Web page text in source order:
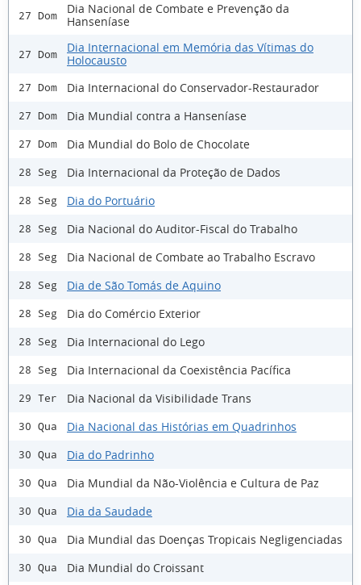
27 Dom
Dia Nacional de Combate e Prevenção da
Hanseníase
27 Dom
Dia Internacional em Memória das Vítimas do
Holocausto
27 Dom Dia Internacional do Conservador-Restaurador
27 Dom Dia Mundial contra a Hanseníase
27 Dom Dia Mundial do Bolo de Chocolate
28 Seg Dia Internacional da Proteção de Dados
28 Seg Dia do Portuário
28 Seg Dia Nacional do Auditor-Fiscal do Trabalho
28 Seg Dia Nacional de Combate ao Trabalho Escravo
28 Seg Dia de São Tomás de Aquino
28 Seg Dia do Comércio Exterior
28 Seg Dia Internacional do Lego
28 Seg Dia Internacional da Coexistência Pacífica
29 Ter Dia Nacional da Visibilidade Trans
30 Qua Dia Nacional das Histórias em Quadrinhos
30 Qua Dia do Padrinho
30 Qua Dia Mundial da Não-Violência e Cultura de Paz
30 Qua Dia da Saudade
30 Qua Dia Mundial das Doenças Tropicais Negligenciadas
30 Qua Dia Mundial do Croissant